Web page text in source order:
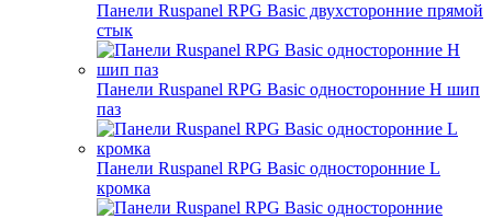
Панели Ruspanel RPG Basic двухсторонние прямой
стык
Панели Ruspanel RPG Basic односторонние H шип
паз
Панели Ruspanel RPG Basic односторонние L
кромка